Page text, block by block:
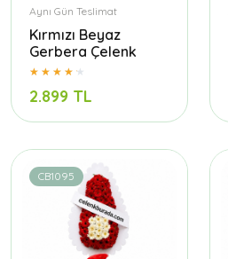
Aynı Gün Teslimat
Kırmızı Beyaz
Gerbera Çelenk
2.899 TL
CB1095